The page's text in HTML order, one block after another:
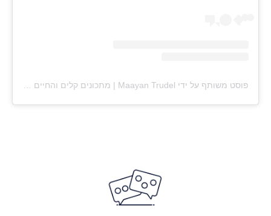
פוסט משותף על ידי ‏‎Maayan Trudel | מתכונים קלים והחיים עצמם‎‏ (@‏‎maayan.shtrudel‎‏)